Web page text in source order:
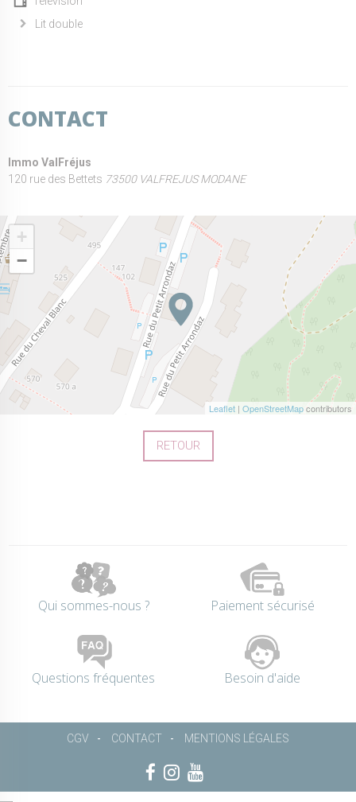
Lit double
CONTACT
Immo ValFréjus
120 rue des Bettets 73500 VALFREJUS MODANE
+
−
Leaflet | OpenStreetMapcontributors
RETOUR
Qui sommes-nous ? Paiement sécurisé
Questions fréquentes Besoin d'aide
CGV CONTACT MENTIONS LÉGALES